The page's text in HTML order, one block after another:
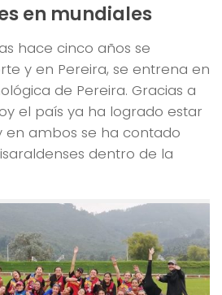
en mundiales
hace cinco años se
y en Pereira, se entrena en
de Pereira. Gracias a
el país ya ha logrado estar
en ambos se ha contado
dentro de la